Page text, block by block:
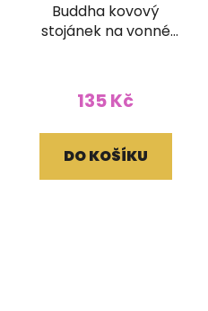
Buddha kovový
stojánek na vonné
135 Kč
DO KOŠÍKU